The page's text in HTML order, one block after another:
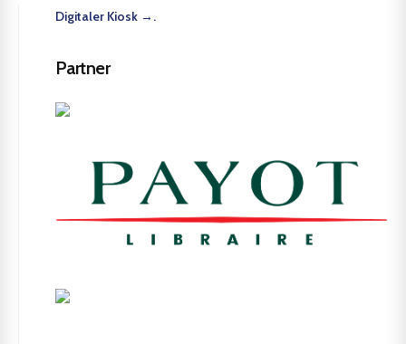
Digitaler Kiosk →.
Partner